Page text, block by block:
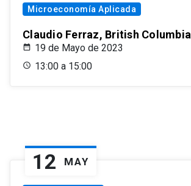
Microeconomía Aplicada
Claudio Ferraz, British Columbia
19 de Mayo de 2023
13:00 a 15:00
12 MAY